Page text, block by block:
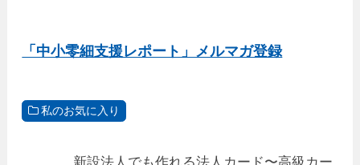
「中小零細支援レポート」メルマガ登録
私のお気に入り